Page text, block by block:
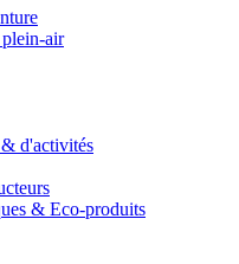
air
d'activités
& Eco-produits